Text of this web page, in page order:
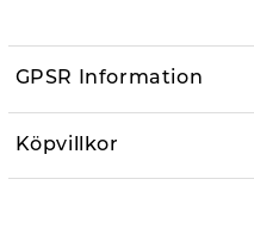
GPSR Information
Köpvillkor